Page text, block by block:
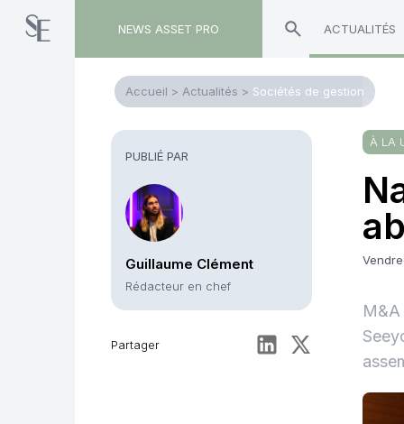
NEWS ASSET PRO ACTUALITÉS
Accueil > Actualités > Sociétés de gestion
PUBLIÉ PAR
Guillaume Clément
Rédacteur en chef
Partager
À LA